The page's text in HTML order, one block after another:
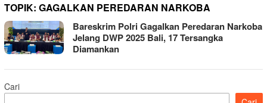
TOPIK: GAGALKAN PEREDARAN NARKOBA
Bareskrim Polri Gagalkan Peredaran Narkoba
Jelang DWP 2025 Bali, 17 Tersangka
Diamankan
Cari